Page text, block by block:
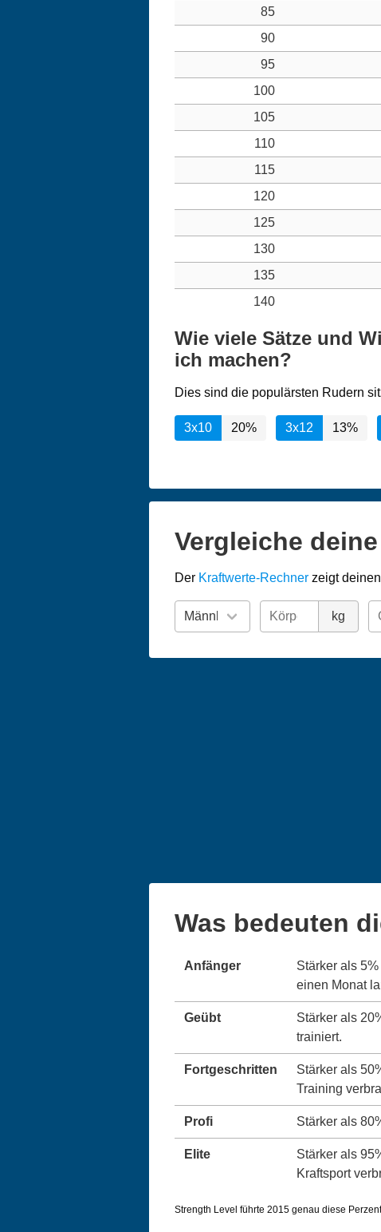
85
90
95
100
105
110
115
120
125
130
135
140
Wie viele Sätze und
ich machen?
Dies sind die populärsten Rudern
3x10 20% 3x12 13%
Vergleiche
Der Kraftwerte-Rechner zeigt
kg
Was bedeuten
Anfänger
Stärker als
einen Monat
Geübt
Stärker als
trainiert.
Fortgeschritten
Stärker als
Training
Profi Stärker als
Elite
Stärker als
Kraftsport
Strength Level führte 2015 genau diese